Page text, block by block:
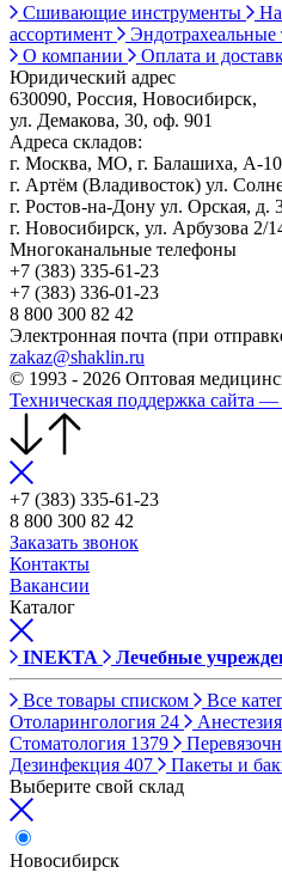
Сшивающие инструменты
ассортимент
Эндотрахеальные
О компании
Оплата и
Юридический адрес
630090, Россия, Новосибирск,
ул. Демакова, 30, оф. 901
Адреса складов:
г. Москва, МО, г. Балашиха, А-
г. Артём (Владивосток) ул.
г. Ростов-на-Дону ул. Орская, д.
г. Новосибирск, ул. Арбузова 2/
Многоканальные телефоны
+7 (383) 335-61-23
+7 (383) 336-01-23
8 800 300 82 42
Электронная почта (при
zakaz@shaklin.ru
© 1993 - 2026 Оптовая
Техническая поддержка сайта —
+7 (383) 335-61-23
8 800 300 82 42
Заказать звонок
Контакты
Вакансии
Каталог
INEKTA Лечебные
Все товары списком Все
Отоларингология 24
Стоматология 1379
Дезинфекция 407 Пакеты и
Выберите свой склад
Новосибирск